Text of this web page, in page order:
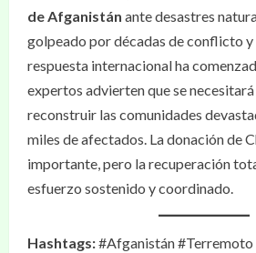
de Afganistán ante desastres
golpeado por décadas de conflicto y
respuesta internacional ha
expertos advierten que se necesitará
reconstruir las comunidades
miles de afectados. La donación de
importante, pero la recuperación
esfuerzo sostenido y coordinado.
Hashtags:#Afganistán #Terremoto